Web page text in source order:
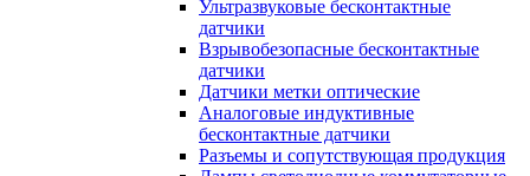
Ультразвуковые бесконтактные
датчики
Взрывобезопасные бесконтактные
датчики
Датчики метки оптические
Аналоговые индуктивные
бесконтактные датчики
Разъемы и сопутствующая продукция